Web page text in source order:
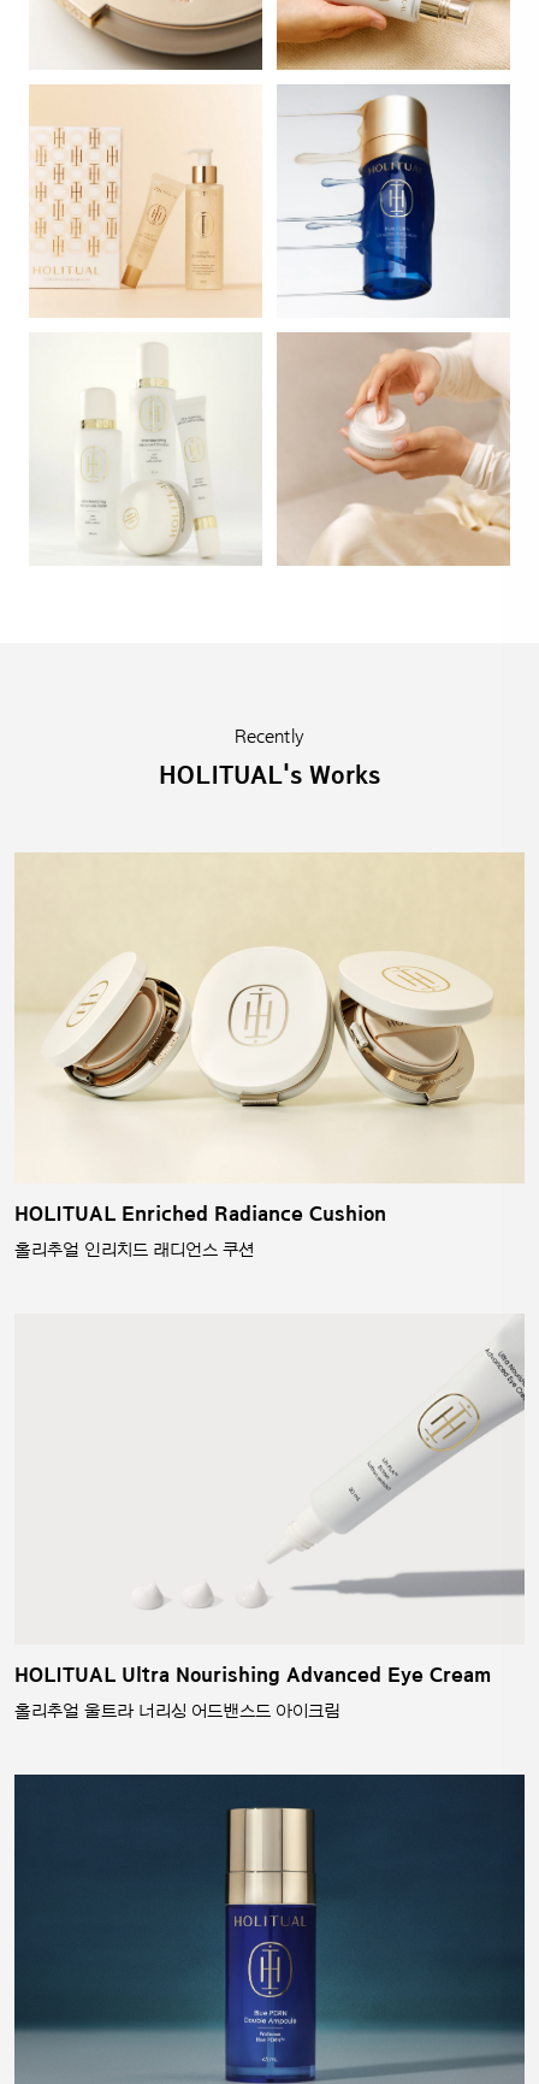
Recently
HOLITUAL's Works
HOLITUAL Enriched Radiance Cushion
홀리추얼 인리치드 래디언스 쿠션
HOLITUAL Ultra Nourishing Advanced Eye Cream
홀리추얼 울트라 너리싱 어드밴스드 아이크림